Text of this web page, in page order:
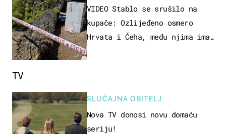
VIDEO Stablo se srušilo na
kupače: Ozlijeđeno osmero
Hrvata i Čeha, među njima ima
TV
SLUČAJNA OBITELJ
Nova TV donosi novu domaću
seriju!